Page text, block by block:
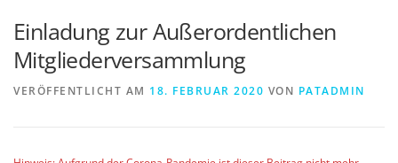
Einladung zur Außerordentlichen
Mitgliederversammlung
VERÖFFENTLICHT AM 18. FEBRUAR 2020 VON PATADMIN